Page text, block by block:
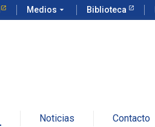
Medios arrow_drop_down Biblioteca
Noticias Contacto